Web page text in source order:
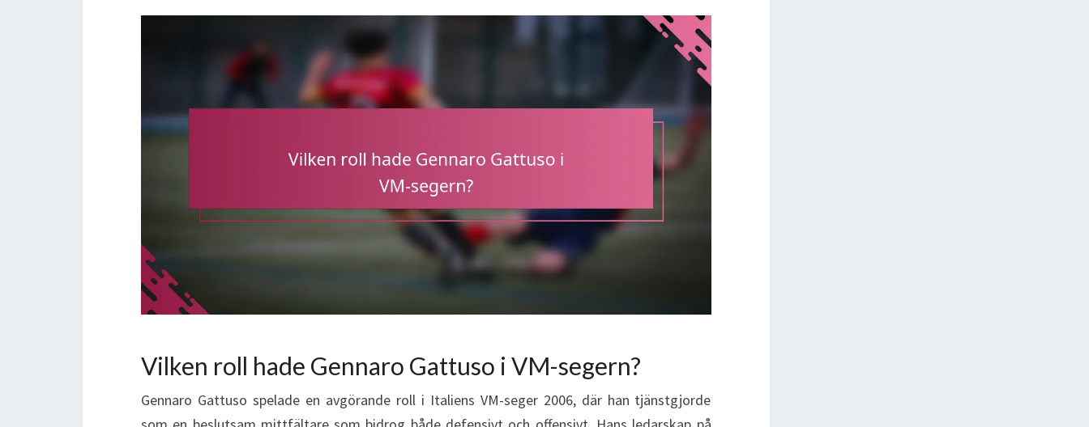
Vilken roll hade Gennaro Gattuso i VM-segern?
Gennaro Gattuso spelade en avgörande roll i Italiens VM-seger 2006, där han tjänstgjorde